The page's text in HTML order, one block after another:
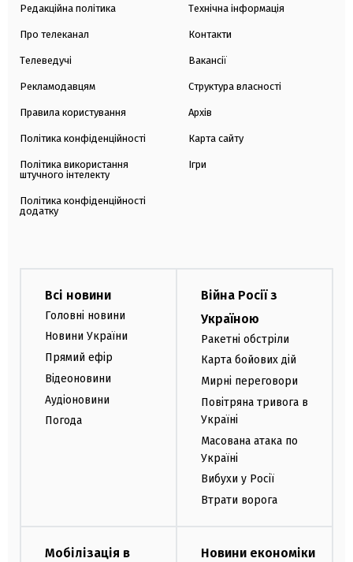
Редакційна політика
Про телеканал
Телеведучі
Рекламодавцям
Правила користування
Політика конфіденційності
Політика використання
штучного інтелекту
Політика конфіденційності
додатку
Технічна інформація
Контакти
Вакансії
Структура власності
Архів
Карта сайту
Ігри
Всі новини
Головні новини
Новини України
Прямий ефір
Відеоновини
Аудіоновини
Погода
Війна Росії з
Україною
Ракетні обстріли
Карта бойових дій
Мирні переговори
Повітряна тривога в
Україні
Масована атака по
Україні
Вибухи у Росії
Втрати ворога
Мобілізація в
Новини економіки